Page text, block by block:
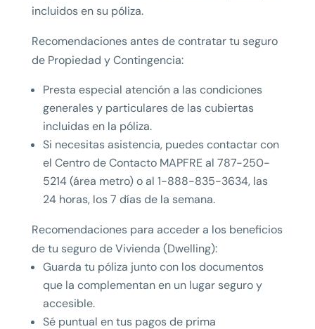
incluidos en su póliza.
Recomendaciones antes de contratar tu seguro
de Propiedad y Contingencia:
Presta especial atención a las condiciones
generales y particulares de las cubiertas
incluidas en la póliza.
Si necesitas asistencia, puedes contactar con
el Centro de Contacto MAPFRE al 787-250-
5214 (área metro) o al 1-888-835-3634, las
24 horas, los 7 días de la semana.
Recomendaciones para acceder a los beneficios
de tu seguro de Vivienda (Dwelling):
Guarda tu póliza junto con los documentos
que la complementan en un lugar seguro y
accesible.
Sé puntual en tus pagos de prima